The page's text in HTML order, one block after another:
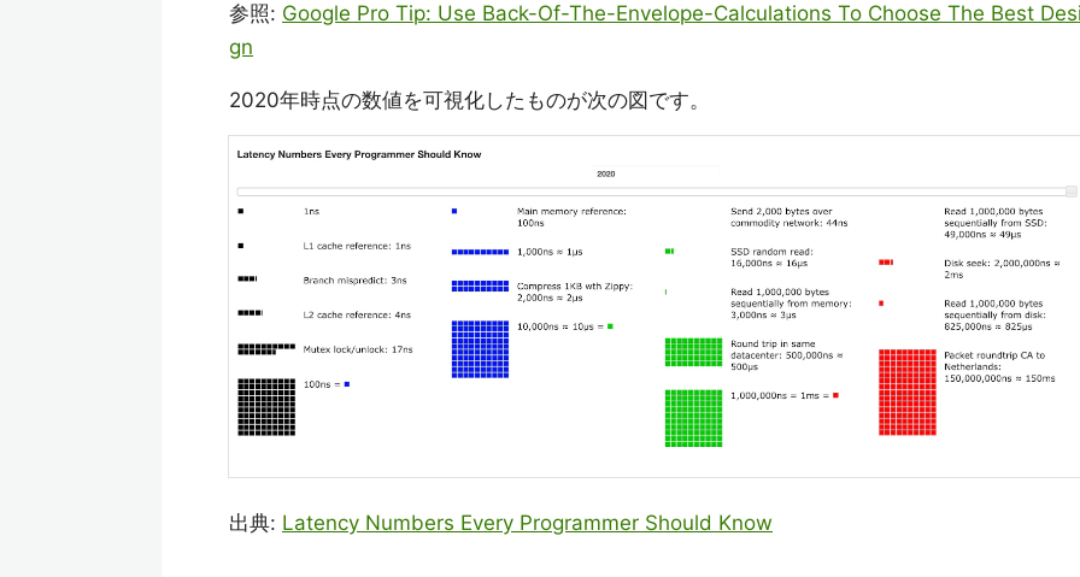
参照: Google Pro Tip: Use Back-Of-The-Envelope-Calculations To Choose The Best
gn
2020年時点の数値を可視化したものが次の図です。
出典: Latency Numbers Every Programmer Should Know